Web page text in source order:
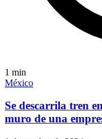
1 min
México
Se descarrila tren
muro de una